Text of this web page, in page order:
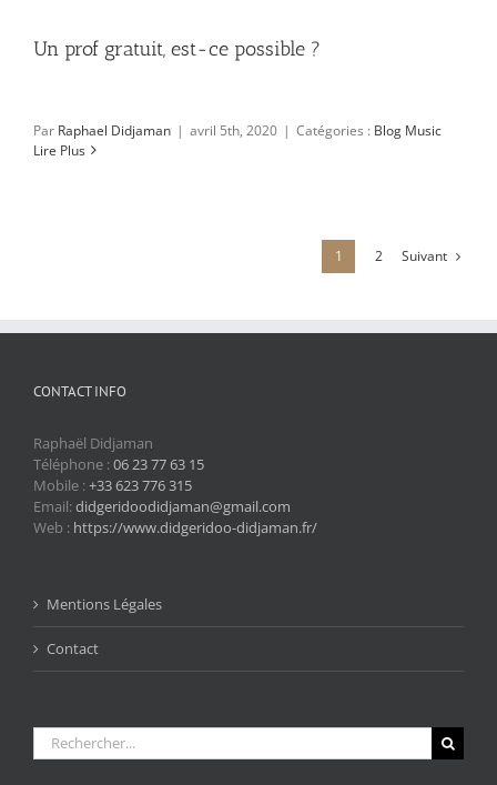
Un prof gratuit, est-ce possible ?
Par Raphael Didjaman | avril 5th, 2020 | Catégories : Blog Music
Lire Plus
1 2 Suivant
CONTACT INFO
Raphaël Didjaman
Téléphone :06 23 77 63 15
Mobile :+33 623 776 315
Email:didgeridoodidjaman@gmail.com
Web : https://www.didgeridoo-didjaman.fr/
Mentions Légales
Contact
Rechercher: